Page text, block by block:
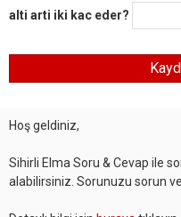
alti arti iki kac eder?
Hoş geldiniz,
Sihirli Elma Soru & Cevap ile
alabilirsiniz. Sorunuzu sorun